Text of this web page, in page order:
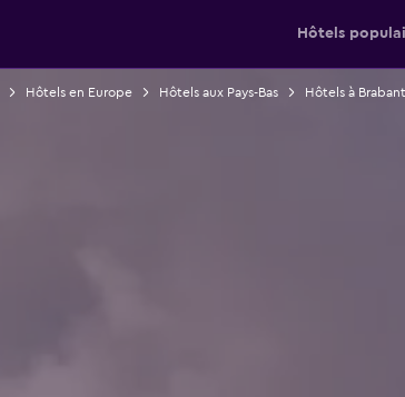
Hôtels
Hôtels en Europe Hôtels aux Pays-Bas Hôtels à